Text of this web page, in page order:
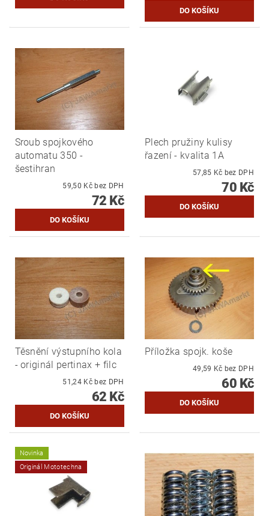
Sroub spojkového
automatu 350 -
šestihran
59,50 Kč bez DPH
72 Kč
Plech pružiny kulisy
řazení - kvalita 1A
57,85 Kč bez DPH
70 Kč
Těsnění výstupního kola
- originál pertinax + filc
51,24 Kč bez DPH
62 Kč
Příložka spojk. koše
49,59 Kč bez DPH
60 Kč
Novinka
Originál Mototechna